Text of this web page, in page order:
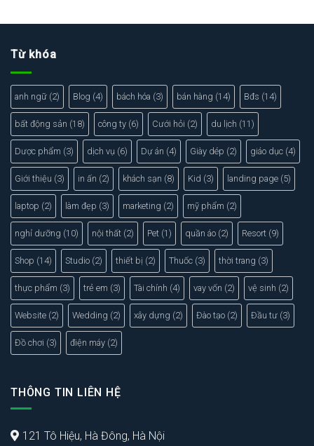
Từ khóa
anh ngữ (2) Blog (4) bách hóa (3) bán hàng (14) Bđs (14)
bất động sản (18) công ty (6) Cưới hỏi (2) du lịch (11)
Dược phẩm (3) dịch vụ (6) Dự án (4) Giày dép (2) giáo dục (4)
Giới thiệu (3) in ấn (2) khách sạn (8) Kid (3) landing page (5)
laptop (2) làm đẹp (3) marketing (2) mỹ phẩm (2)
nghỉ dưỡng (10) nội thất (2) Pet (1) quần áo (2) Resort (9)
Shop (14) Studio (2) thiết bị (2) Thuốc (3) thời trang (3)
thực phẩm (3) trẻ em (3) Tài chính (4) vay vốn (2) vệ sinh (2)
Website (2) Wedding (2) xây dựng (2) Đào tạo (2) Đầu tư (3)
Đồ chơi (3) điện máy (2)
THÔNG TIN LIÊN HỆ
121 Tô Hiệu, Hà Đông, Hà Nội